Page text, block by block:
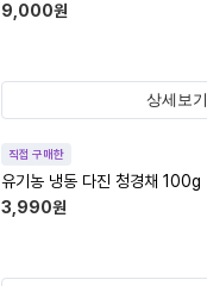
9,000원
상세보기
직접 구매한
유기농 냉동 다진 청경채 100g
3,990원